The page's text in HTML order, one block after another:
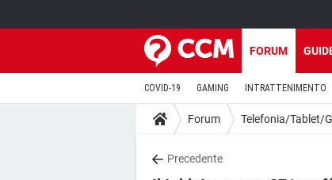
FORUM
COVID-19 GAMING INTRATTENIMENTO
Forum Telefonia/Tablet/
Precedente